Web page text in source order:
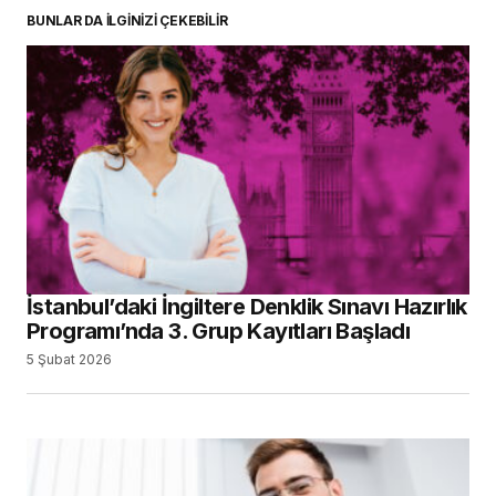
BUNLAR DA İLGİNİZİ ÇEKEBİLİR
İstanbul’daki İngiltere Denklik Sınavı Hazırlık
Programı’nda 3. Grup Kayıtları Başladı
5 Şubat 2026